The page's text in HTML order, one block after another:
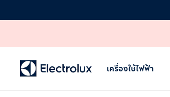
เครื่องใช้ไฟฟ้า